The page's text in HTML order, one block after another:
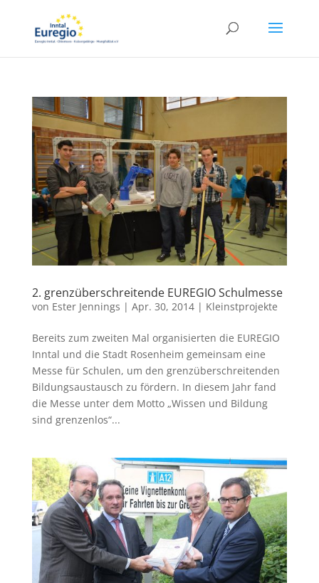
2. grenzüberschreitende EUREGIO Schulmesse
von Ester Jennings | Apr. 30, 2014| Kleinstprojekte
Bereits zum zweiten Mal organisierten die EUREGIO
Inntal und die Stadt Rosenheim gemeinsam eine
Messe für Schulen, um den grenzüberschreitenden
Bildungsaustausch zu fördern. In diesem Jahr fand
die Messe unter dem Motto „Wissen und Bildung
sind grenzenlos“...